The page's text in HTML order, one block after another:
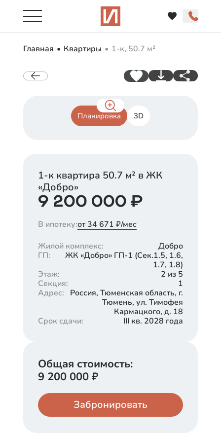
Главная Квартиры 1-к, 50.7 м²
Планировка 3D
1-к квартира 50.7 м² в ЖК
«Добро»
9 200 000 ₽
В ипотеку:от 34 671 ₽/мес
Жилой комплекс:
Добро
ГП:
ЖК «Добро» ГП-1 (Cек.1.5, 1.6,
1.7, 1.8)
Этаж:
2 из 5
Секция:
1
Адрес:
Россия, Тюменская область, г.
Тюмень, ул. Тимофея
Кармацкого, д. 18
Срок сдачи: III кв. 2028 года
Общая стоимость:
9 200 000₽
Забронировать